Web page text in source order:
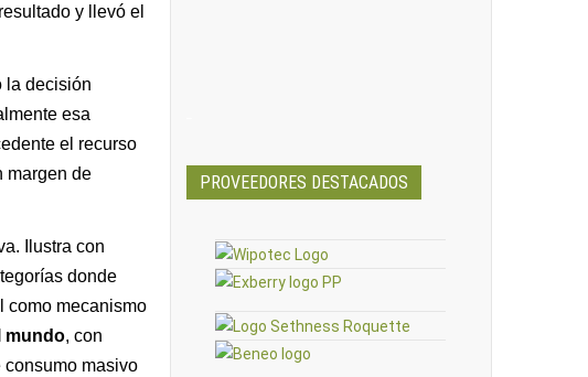
y llevó el
la decisión
esa
el recurso
margen de
Ilustra con
donde
como mecanismo
mundo, con
masivo
PROVEEDORES DESTACADOS